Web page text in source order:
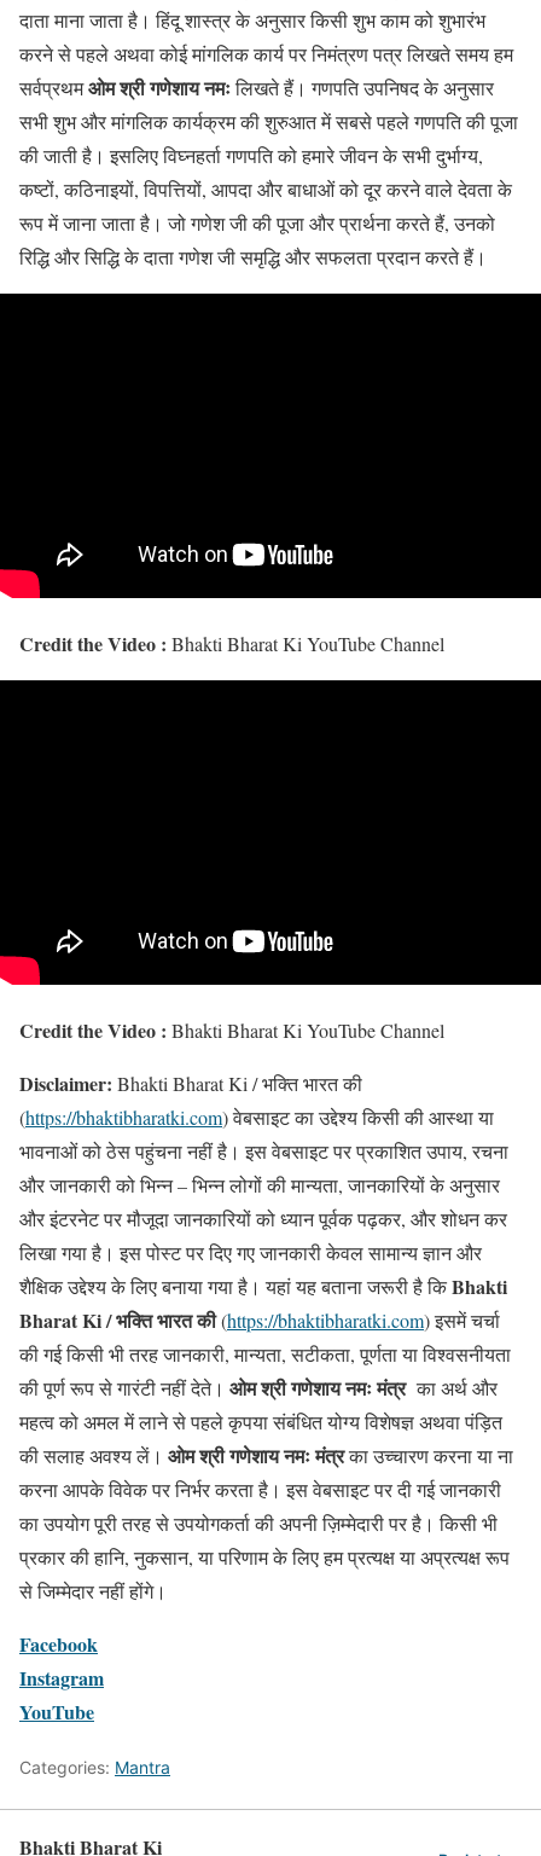
दाता माना जाता है। हिंदू शास्त्र के अनुसार किसी शुभ काम को शुभारंभ
करने से पहले अथवा कोई मांगलिक कार्य पर निमंत्रण पत्र लिखते समय हम
सर्वप्रथमओम श्री गणेशाय नमःलिखते हैं। गणपति उपनिषद के अनुसार
सभी शुभ और मांगलिक कार्यक्रम की शुरुआत में सबसे पहले गणपति की पूजा
की जाती है। इसलिए विघ्नहर्ता गणपति को हमारे जीवन के सभी दुर्भाग्य,
कष्टों, कठिनाइयों, विपत्तियों, आपदा और बाधाओं को दूर करने वाले देवता के
रूप में जाना जाता है। जो गणेश जी की पूजा और प्रार्थना करते हैं, उनको
रिद्धि और सिद्धि के दाता गणेश जी समृद्धि और सफलता प्रदान करते हैं।
Credit the Video : Bhakti Bharat Ki YouTube Channel
Credit the Video : Bhakti Bharat Ki YouTube Channel
Disclaimer: Bhakti Bharat Ki / भक्ति भारत की
(https://bhaktibharatki.com) वेबसाइट का उद्देश्य किसी की आस्था या
भावनाओं को ठेस पहुंचना नहीं है। इस वेबसाइट पर प्रकाशित उपाय, रचना
और जानकारी को भिन्न – भिन्न लोगों की मान्यता, जानकारियों के अनुसार
और इंटरनेट पर मौजूदा जानकारियों को ध्यान पूर्वक पढ़कर, और शोधन कर
लिखा गया है। इस पोस्ट पर दिए गए जानकारी केवल सामान्य ज्ञान और
शैक्षिक उद्देश्य के लिए बनाया गया है। यहां यह बताना जरूरी है किBhakti
Bharat Ki / भक्ति भारत की(https://bhaktibharatki.com) इसमें चर्चा
की गई किसी भी तरह जानकारी, मान्यता, सटीकता, पूर्णता या विश्वसनीयता
की पूर्ण रूप से गारंटी नहीं देते। ओम श्री गणेशाय नमःमंत्र का अर्थ और
महत्व को अमल में लाने से पहले कृपया संबंधित योग्य विशेषज्ञ अथवा पंड़ित
की सलाह अवश्य लें। ओम श्री गणेशाय नमःमंत्रका उच्चारण करना या ना
करना आपके विवेक पर निर्भर करता है। इस वेबसाइट पर दी गई जानकारी
का उपयोग पूरी तरह से उपयोगकर्ता की अपनी ज़िम्मेदारी पर है। किसी भी
प्रकार की हानि, नुकसान, या परिणाम के लिए हम प्रत्यक्ष या अप्रत्यक्ष रूप
से जिम्मेदार नहीं होंगे।
Facebook
Instagram
YouTube
Categories: Mantra
Bhakti Bharat Ki